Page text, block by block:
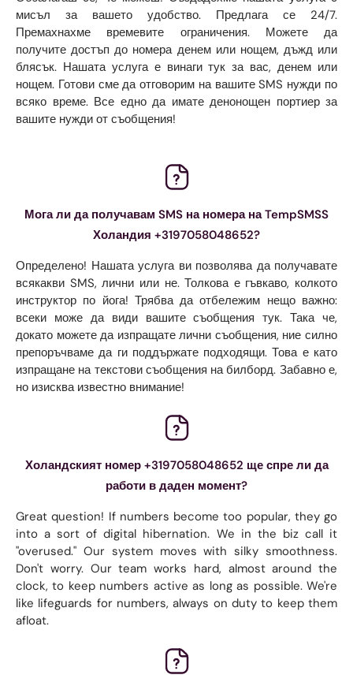
мисъл за вашето удобство. Предлага се 24/7.
Премахнахме времевите ограничения. Можете да
получите достъп до номера денем или нощем, дъжд или
блясък. Нашата услуга е винаги тук за вас, денем или
нощем. Готови сме да отговорим на вашите SMS нужди по
всяко време. Все едно да имате денонощен портиер за
вашите нужди от съобщения!
Мога ли да получавам SMS на номера на TempSMSS
Холандия +3197058048652?
Определено! Нашата услуга ви позволява да получавате
всякакви SMS, лични или не. Толкова е гъвкаво, колкото
инструктор по йога! Трябва да отбележим нещо важно:
всеки може да види вашите съобщения тук. Така че,
докато можете да изпращате лични съобщения, ние силно
препоръчваме да ги поддържате подходящи. Това е като
изпращане на текстови съобщения на билборд. Забавно е,
но изисква известно внимание!
Холандският номер +3197058048652 ще спре ли да
работи в даден момент?
Great question! If numbers become too popular, they go
into a sort of digital hibernation. We in the biz call it
"overused." Our system moves with silky smoothness.
Don't worry. Our team works hard, almost around the
clock, to keep numbers active as long as possible. We're
like lifeguards for numbers, always on duty to keep them
afloat.